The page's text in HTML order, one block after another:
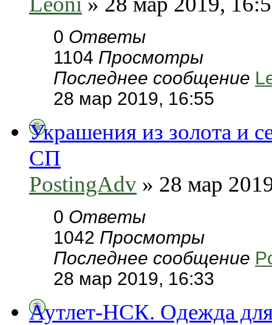
0 Ответы
1104 Просмотры
Последнее сообщение
28 мар 2019, 16:55
Украшения из золота и
СП
PostingAdv » 28 мар
0 Ответы
1042 Просмотры
Последнее сообщение
28 мар 2019, 16:33
Аутлет-НСК. Одежда